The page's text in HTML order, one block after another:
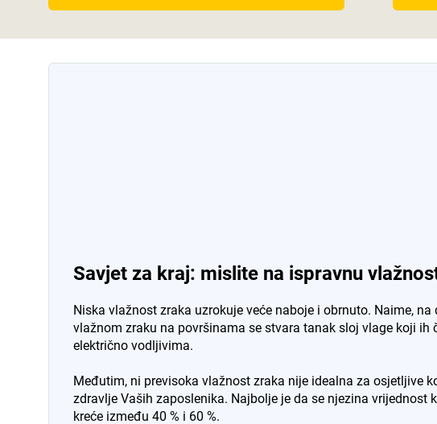
Savjet za kraj: mislite na ispravnu
Niska vlažnost zraka uzrokuje veće naboje i obrnuto. Naime, na
vlažnom zraku na površinama se stvara tanak sloj vlage koji ih
električno vodljivima.
Međutim, ni previsoka vlažnost zraka nije idealna za osjetljive
zdravlje Vaših zaposlenika. Najbolje je da se njezina vrijednost
kreće između 40 % i 60 %.